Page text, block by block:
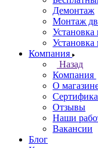
Демонтаж
Монтаж
Установка
Компания
Назад
Компания
О
Отзывы
Наши
Вакансии
Блог